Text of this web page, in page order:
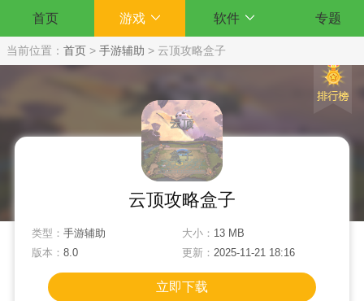
首页 游戏 软件 专题
当前位置： 首页 > 手游辅助 > 云顶攻略盒子
云顶攻略盒子
类型： 手游辅助 大小： 13 MB
版本： 8.0 更新： 2025-11-21 18:16
立即下载